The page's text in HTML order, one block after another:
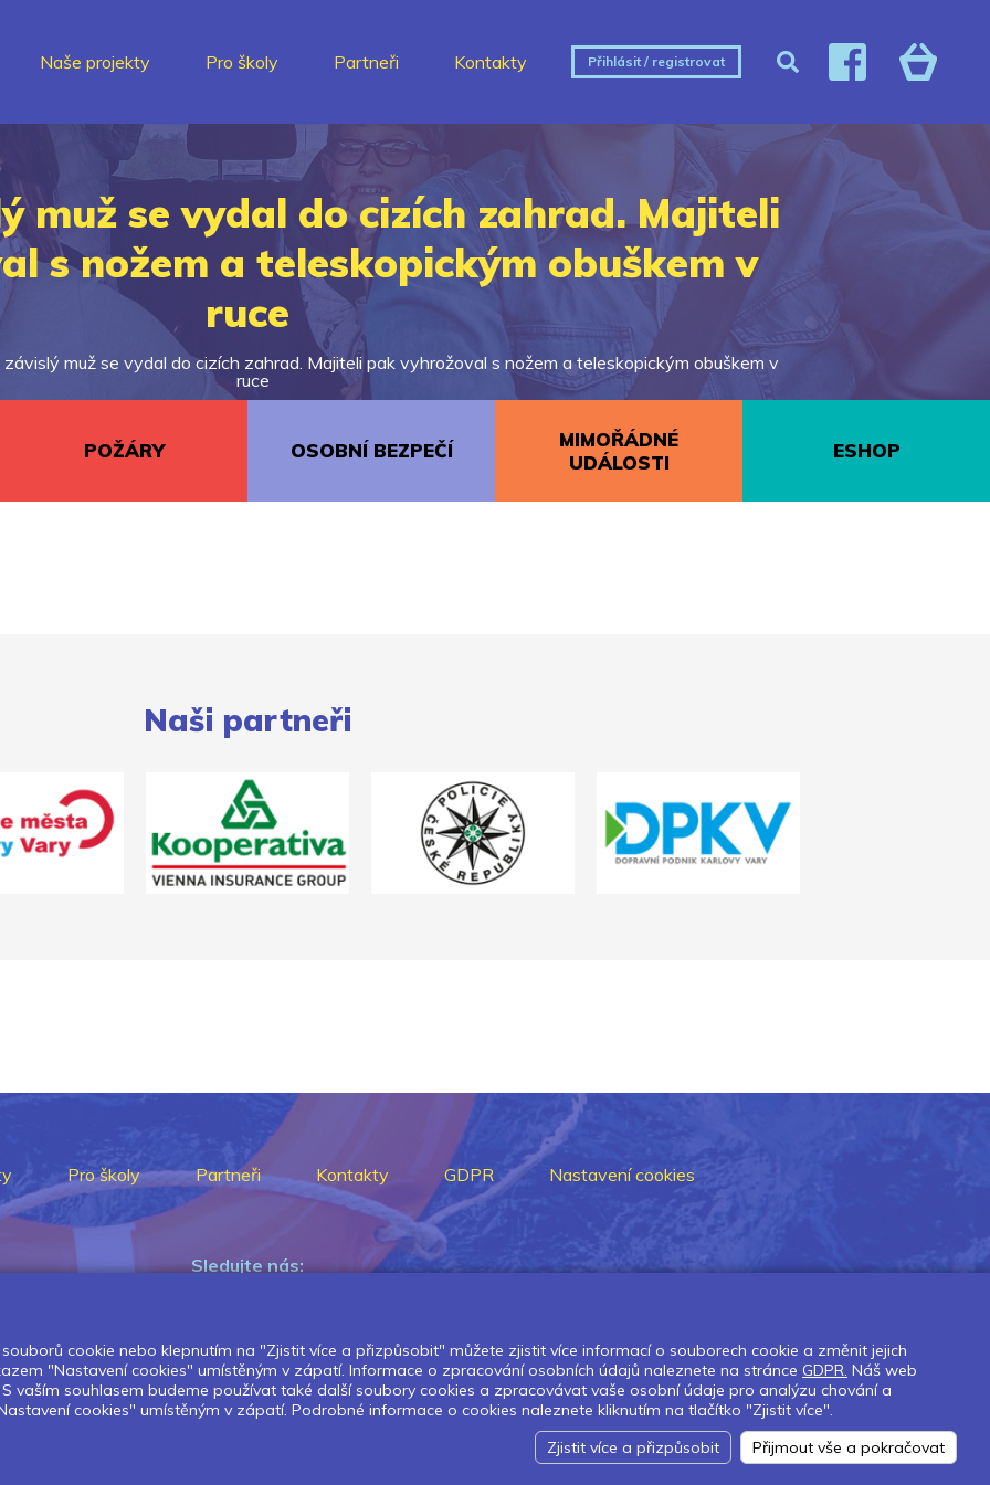
Naše projekty Pro školy Partneři Kontakty Přihlásit / registrovat
muž se vydal do cizích zahrad. Majiteli
s nožem a teleskopickým obuškem v
ruce
muž se vydal do cizích zahrad. Majiteli pak vyhrožoval s nožem a teleskopickým obuškem v
ruce
POŽÁRY OSOBNÍ BEZPEČÍ
MIMOŘÁDNÉ
UDÁLOSTI
ESHOP
Naši partneři
Pro školy Partneři Kontakty GDPR Nastavení cookies
Sledujte nás:
Pokud chcete dostávat pravidelný
Newsletter kliknětezde.
cookie nebo klepnutím na "Zjistit více a přizpůsobit" můžete zjistit více informací o souborech cookie a změnit jejich
"Nastavení cookies" umístěným v zápatí. Informace o zpracování osobních údajů naleznete na stránce GDPR. Náš web
vaším souhlasem budeme používat také další soubory cookies a zpracovávat vaše osobní údaje pro analýzu chování a
cookies" umístěným v zápatí. Podrobné informace o cookies naleznete kliknutím na tlačítko "Zjistit více".
Zjistit více a přizpůsobit
Přijmout vše a pokračovat